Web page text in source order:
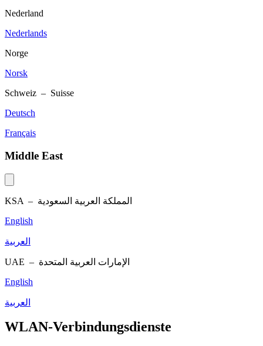
Nederland
Nederlands
Norge
Norsk
Schweiz – Suisse
Deutsch
Français
Middle East
KSA – المملكة العربية السعودية
English
العربية
UAE – الإمارات العربية المتحدة
English
العربية
WLAN-Verbindungsdienste